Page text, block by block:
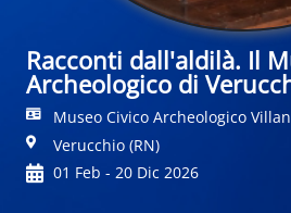
Racconti dall'aldilà. Il
Archeologico di
Museo Civico Archeologico
Verucchio (RN)
01 Feb - 20 Dic 2026